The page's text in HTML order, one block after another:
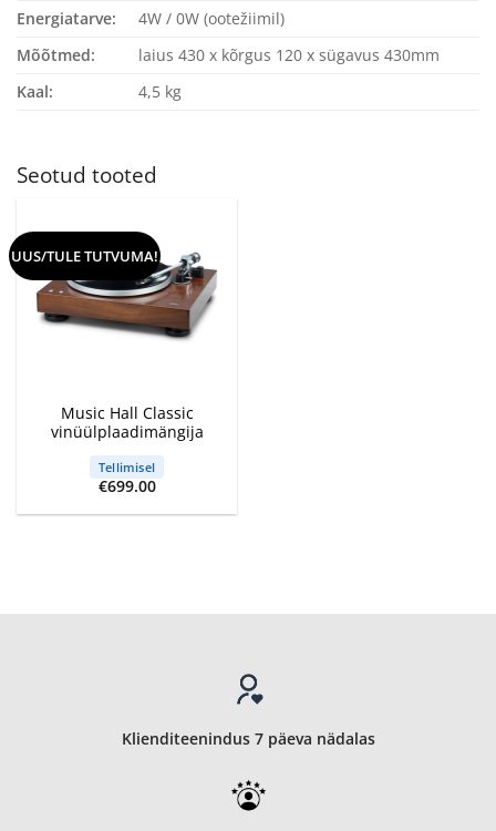
Energiatarve:
4W / 0W (ootežiimil)
Mõõtmed:
laius 430 x kõrgus 120 x sügavus 430mm
Kaal:
4,5 kg
Seotud tooted
UUS/TULE TUTVUMA!
Music Hall Classic
vinüülplaadimängija
Tellimisel
€699.00
Klienditeenindus 7 päeva nädalas